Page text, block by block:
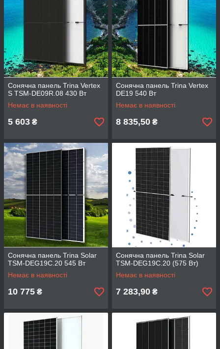
Сонячна панель Trina Vertex
S TSM-DE09R.08 430 Вт
Немає в наявності
5 603 ₴
Сонячна панель Trina Vertex
DE19 540 Вт
Немає в наявності
8 835,50 ₴
Сонячна панель Trina Solar
TSM-DEG19C.20 545 Вт
Немає в наявності
10 775 ₴
Сонячна панель Trina Solar
TSM-DEG19C.20 (575 Вт)
Немає в наявності
7 283,90 ₴